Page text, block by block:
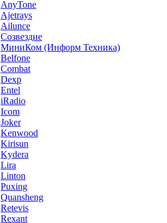
AnyTone
Ajetrays
Ailunce
Созвездие
МиниКом (Информ Техника)
Belfone
Combat
Dexp
Entel
iRadio
Icom
Joker
Kenwood
Kirisun
Kydera
Lira
Linton
Puxing
Quansheng
Retevis
Rexant